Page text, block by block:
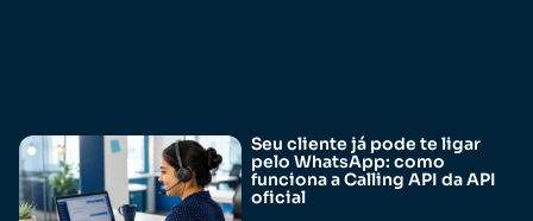
Seu cliente já pode te ligar
pelo WhatsApp: como
funciona a Calling API da API
oficial